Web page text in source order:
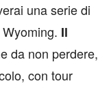
una serie di
Il
da non perdere,
con tour